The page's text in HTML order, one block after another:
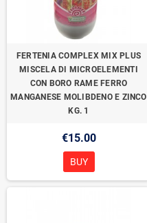
FERTENIA COMPLEX MIX PLUS
MISCELA DI MICROELEMENTI
CON BORO RAME FERRO
MANGANESE MOLIBDENO E ZINCO
KG. 1
€15.00
BUY